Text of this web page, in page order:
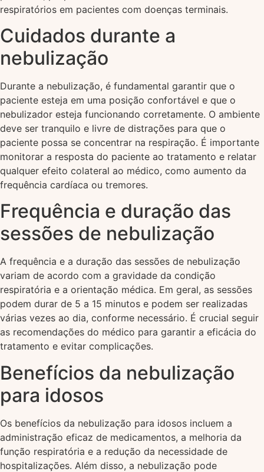
respiratórios em pacientes com doenças terminais.
Cuidados durante a
nebulização
Durante a nebulização, é fundamental garantir que o
paciente esteja em uma posição confortável e que o
nebulizador esteja funcionando corretamente. O ambiente
deve ser tranquilo e livre de distrações para que o
paciente possa se concentrar na respiração. É importante
monitorar a resposta do paciente ao tratamento e relatar
qualquer efeito colateral ao médico, como aumento da
frequência cardíaca ou tremores.
Frequência e duração das
sessões de nebulização
A frequência e a duração das sessões de nebulização
variam de acordo com a gravidade da condição
respiratória e a orientação médica. Em geral, as sessões
podem durar de 5 a 15 minutos e podem ser realizadas
várias vezes ao dia, conforme necessário. É crucial seguir
as recomendações do médico para garantir a eficácia do
tratamento e evitar complicações.
Benefícios da nebulização
para idosos
Os benefícios da nebulização para idosos incluem a
administração eficaz de medicamentos, a melhoria da
função respiratória e a redução da necessidade de
hospitalizações. Além disso, a nebulização pode